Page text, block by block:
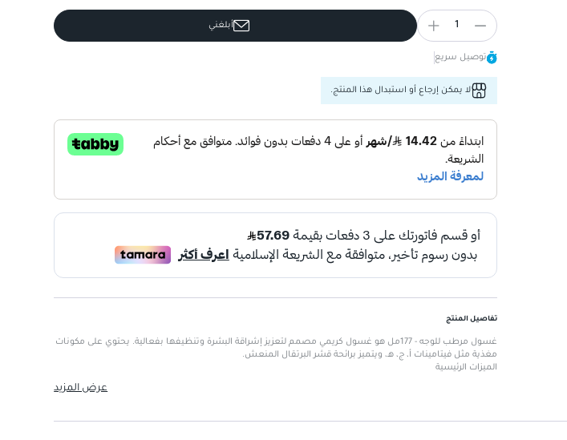
1 أبلغني
توصيل سريع
لا يمكن إرجاع أو استبدال هذا المنتج.
تفاصيل المنتج
غسول مرطب للوجه - 177مل هو غسول كريمي مصمم لتعزيز إشراقة البشرة وتنظيفها بفعالية. يحتوي على مكونات
مغذية مثل فيتامينات أ، ج، هـ، ويتميز برائحة قشر البرتقال المنعش.
الميزات الرئيسية
برائحة قشر البرتقال المنعش والمنشط.
عرض المزيد